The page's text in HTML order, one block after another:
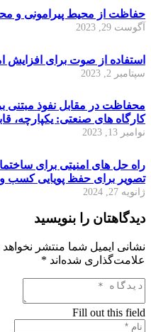
حفاظت از محیط پیرامونی و
آگوست 29, 2023
استفاده از صوت برای افزایش
سپتامبر 2, 2023
محفاظت در مقابل نفوذ مبتنی
کارگاه های صنعتی: یکپارچه،
نوامبر 13, 2023
راه حل های امنیتی برای
تصویر برای حفظ پویایی کسب
ژانویه 27, 2024
دیدگاهتان را بنویسید
نشانی ایمیل شما منتشر
علامت‌گذاری شده‌اند *
Fill out this field